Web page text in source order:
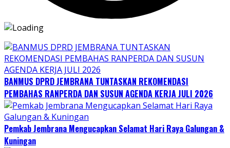
BANMUS DPRD JEMBRANA TUNTASKAN REKOMENDASI
PEMBAHAS RANPERDA DAN SUSUN AGENDA KERJA JULI 2026
Pemkab Jembrana Mengucapkan Selamat Hari Raya Galungan &
Kuningan